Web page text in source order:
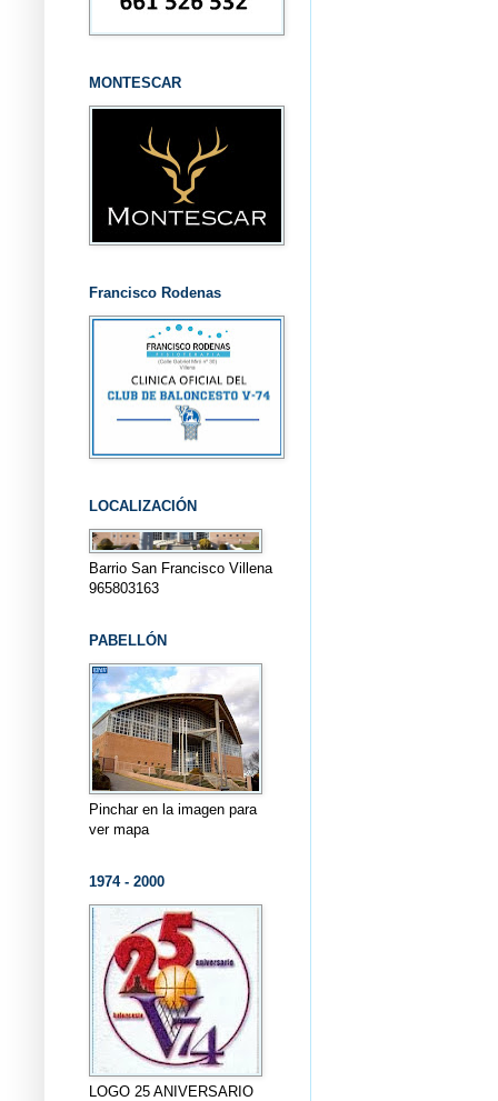
MONTESCAR
Francisco Rodenas
LOCALIZACIÓN
Barrio San Francisco Villena
965803163
PABELLÓN
Pinchar en la imagen para
ver mapa
1974 - 2000
LOGO 25 ANIVERSARIO